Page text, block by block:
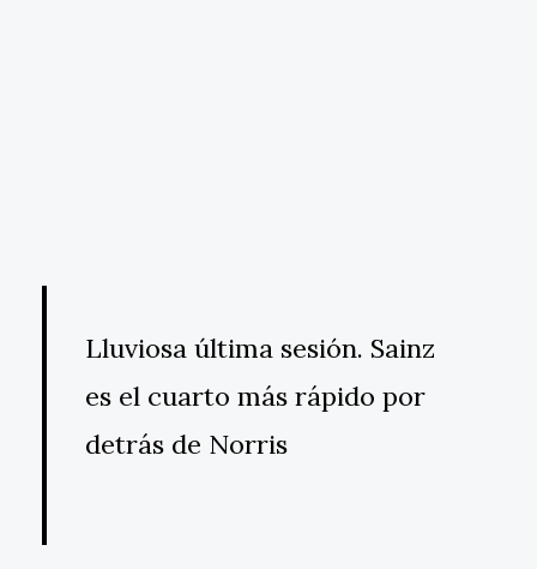
Lluviosa última sesión. Sainz
es el cuarto más rápido por
detrás de Norris